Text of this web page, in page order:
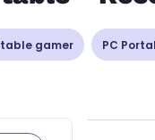
gamer PC